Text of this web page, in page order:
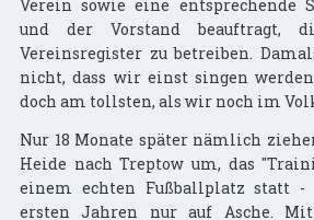
Verein sowie eine entsprechende
und der Vorstand beauftragt,
Vereinsregister zu betreiben.
nicht, dass wir einst singen
doch am tollsten, als wir noch im
Nur 18 Monate später nämlich
Heide nach Treptow um, das
einem echten Fußballplatz statt
ersten Jahren nur auf Asche.